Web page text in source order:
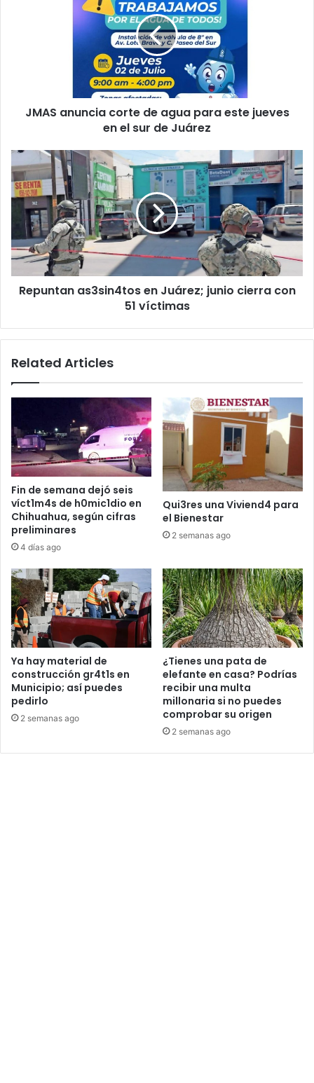
Juárez
JMAS anuncia corte de agua para este jueves
en el sur de Juárez
Repuntan
as3sin4tos
en
Juárez;
junio
cierra
con
51
víctimas
Repuntan as3sin4tos en Juárez; junio cierra con
51 víctimas
Related Articles
Fin de semana dejó seis
víct1m4s de h0mic1dio en
Chihuahua, según cifras
preliminares
4 días ago
Qui3res una Viviend4 para
el Bienestar
2 semanas ago
Ya hay material de
construcción gr4t1s en
Municipio; así puedes
pedirlo
2 semanas ago
¿Tienes una pata de
elefante en casa? Podrías
recibir una multa
millonaria si no puedes
comprobar su origen
2 semanas ago